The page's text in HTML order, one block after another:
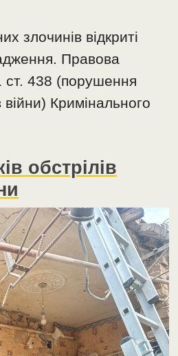
злочинів відкриті
Правова
ст. 438 (порушення
війни) Кримінального
обстрілів